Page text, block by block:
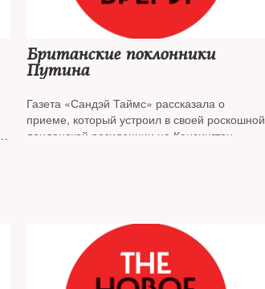
Британские поклонники
Путина
Газета «Сандэй Таймс» рассказала о
приеме, который устроил в своей роскошной
лондонской резиденции на Кенсингтон-
«конфронтационную» политику
Великобритании. Но Андрей Келин не
преминул упомянуть о «неразрывной связи»
присутствующих с «нашей родиной»